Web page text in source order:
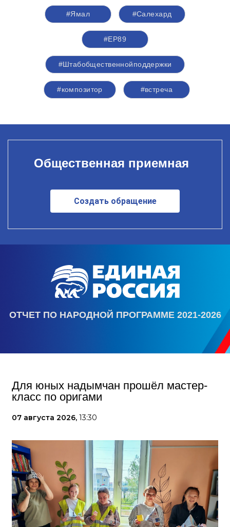
#Ямал #Салехард
#ЕР89
#Штабобщественнойподдержки
#композитор #встреча
Общественная приемная
Создать обращение
ОТЧЕТ ПО НАРОДНОЙ ПРОГРАММЕ 2021-2026
Для юных надымчан прошёл мастер-
класс по оригами
07 августа 2026, 13:30